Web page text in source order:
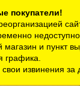
покупатели!
недоступно.
магазин и пункт
графика.
извинения за